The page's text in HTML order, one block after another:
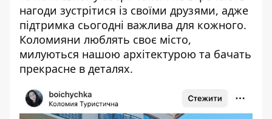
нагоди зустрітися із своїми друзями, адже
підтримка сьогодні важлива для кожного.
Коломияни люблять своє місто,
милуються нашою архітектурою та бачать
прекрасне в деталях.